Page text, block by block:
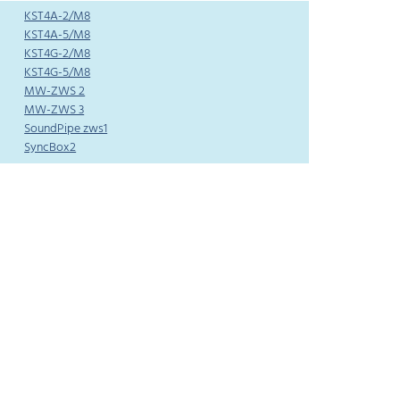
KST4A-2/M8
KST4A-5/M8
KST4G-2/M8
KST4G-5/M8
MW-ZWS 2
MW-ZWS 3
SoundPipe zws1
SyncBox2